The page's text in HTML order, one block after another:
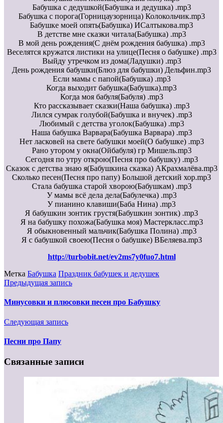
Бабушка с дедушкой(Бабушка и дедушка) .mp3
Бабушка с порога(Горницаузорница) Колокольчик.mp3
Бабушке моей опять(Бабушка) ИСалтыкова.mp3
В детстве мне сказки читала(Бабушка) .mp3
В мой день рождения(С днём рождения бабушка) .mp3
Веселятся кружатся листики на улице(Песня о бабушке) .mp3
Выйду утречком из дома(Ладушки) .mp3
День рождения бабушки(Блюз для бабушки) Дельфин.mp3
Если мамы с папой(Бабушка) .mp3
Когда выходит бабушка(Бабушка).mp3
Когда моя бабуля(Бабуля) .mp3
Кто рассказывает сказки(Наша бабушка) .mp3
Лился сумрак голубой(Бабушка и внучек) .mp3
Любимый с детства уголок(Бабушка) .mp3
Наша бабушка Варвара(Бабушка Варвара) .mp3
Нет ласковей на свете бабушки моей(О бабушке) .mp3
Рано утором у окна(Ойбабуля) гр Мишель.mp3
Сегодня по утру открою(Песня про бабушку) .mp3
Сказок с детства знаю я(Бабушкина сказка) АКрахмалёва.mp3
Сколько песен(Песня про папу) Большой детский хор.mp3
Стала бабушка старой хворою(Бабушкам) .mp3
У мамы всё дела дела(Бабулечка) .mp3
У пианино клавиши(Баба Нина) .mp3
Я бабушкин зонтик грустя(Бабушкин зонтик) .mp3
Я на бабушку похожа(Бабушка моя) Мастеркласс.mp3
Я обыкновенный мальчик(Бабушка Полина) .mp3
Я с бабушкой своею(Песня о бабушке) ВБеляева.mp3
http://turbobit.net/ev2ms7y0fuo7.html
Метка Бабушка Праздник бабушек и дедушек
Предыдущая запись
Минусовки и плюсовки песен про Бабушку
Следующая запись
Песни про Папу
Связанные записи